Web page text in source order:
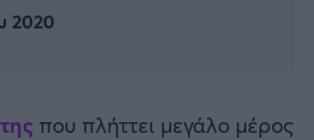
2020
που πλήττει μεγάλο μέρος